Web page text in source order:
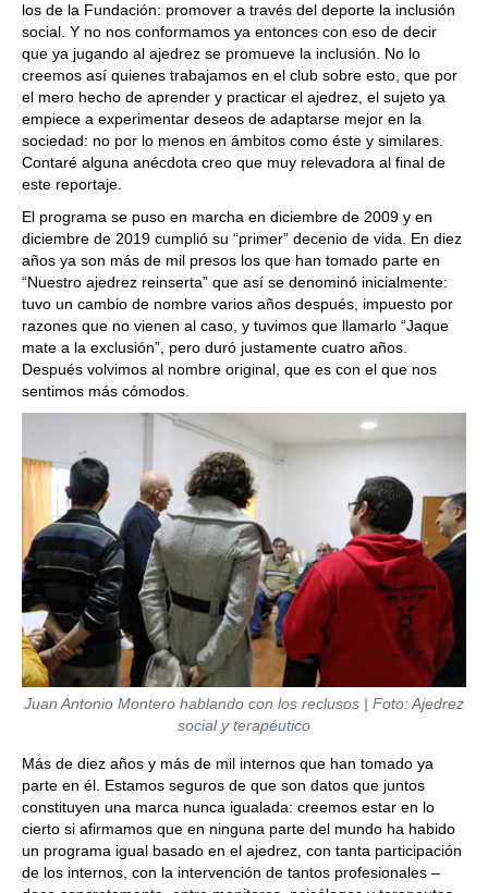
los de la Fundación: promover a través del deporte la inclusión
social. Y no nos conformamos ya entonces con eso de decir
que ya jugando al ajedrez se promueve la inclusión. No lo
creemos así quienes trabajamos en el club sobre esto, que por
el mero hecho de aprender y practicar el ajedrez, el sujeto ya
empiece a experimentar deseos de adaptarse mejor en la
sociedad: no por lo menos en ámbitos como éste y similares.
Contaré alguna anécdota creo que muy relevadora al final de
este reportaje.
El programa se puso en marcha en diciembre de 2009 y en
diciembre de 2019 cumplió su “primer” decenio de vida. En diez
años ya son más de mil presos los que han tomado parte en
“Nuestro ajedrez reinserta” que así se denominó inicialmente:
tuvo un cambio de nombre varios años después, impuesto por
razones que no vienen al caso, y tuvimos que llamarlo “Jaque
mate a la exclusión”, pero duró justamente cuatro años.
Después volvimos al nombre original, que es con el que nos
sentimos más cómodos.
Juan Antonio Montero hablando con los reclusos | Foto: Ajedrez
social y terapéutico
Más de diez años y más de mil internos que han tomado ya
parte en él. Estamos seguros de que son datos que juntos
constituyen una marca nunca igualada: creemos estar en lo
cierto si afirmamos que en ninguna parte del mundo ha habido
un programa igual basado en el ajedrez, con tanta participación
de los internos, con la intervención de tantos profesionales –